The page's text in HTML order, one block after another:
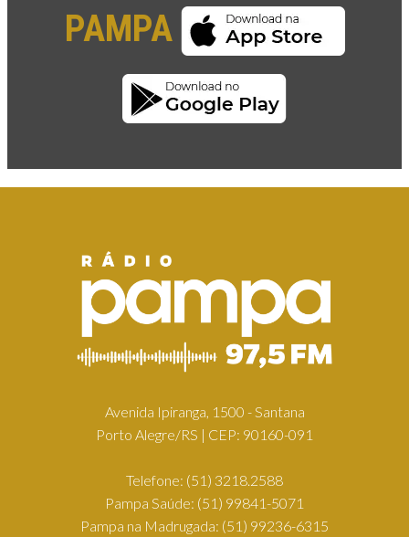
PAMPA
Avenida Ipiranga, 1500 - Santana
Porto Alegre/RS | CEP: 90160-091
Telefone: (51) 3218.2588
Pampa Saúde: (51) 99841-5071
Pampa na Madrugada: (51) 99236-6315